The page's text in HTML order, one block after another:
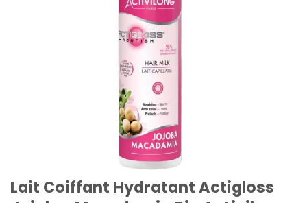
Lait Coiffant Hydratant Actigloss